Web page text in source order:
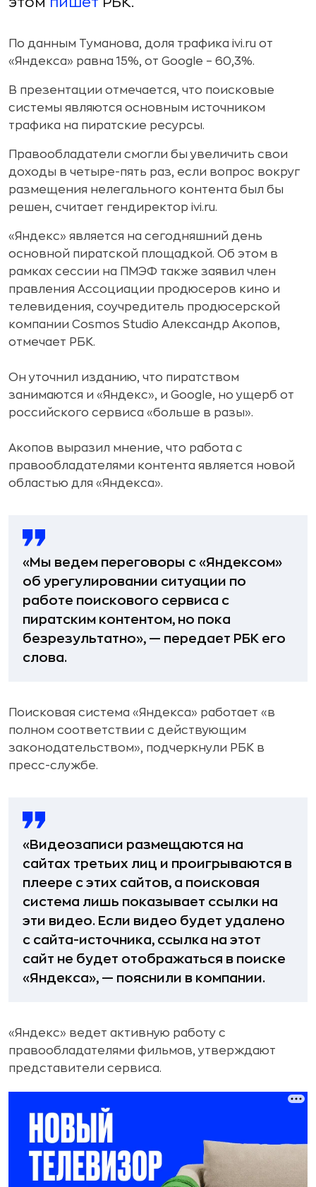
По данным Туманова, доля трафика ivi.ru от
«Яндекса» равна 15%, от Google – 60,3%.
В презентации отмечается, что поисковые
системы являются основным источником
трафика на пиратские ресурсы.
Правообладатели смогли бы увеличить свои
доходы в четыре-пять раз, если вопрос вокруг
размещения нелегального контента был бы
решен, считает гендиректор ivi.ru.
«Яндекс» является на сегодняшний день
основной пиратской площадкой. Об этом в
рамках сессии на ПМЭФ также заявил член
правления Ассоциации продюсеров кино и
телевидения, соучредитель продюсерской
компании Cosmos Studio Александр Акопов,
отмечает РБК.
Он уточнил изданию, что пиратством
занимаются и «Яндекс», и Google, но ущерб от
российского сервиса «больше в разы».
Акопов выразил мнение, что работа с
правообладателями контента является новой
областью для «Яндекса».
«Мы ведем переговоры с «Яндексом»
об урегулировании ситуации по
работе поискового сервиса с
пиратским контентом, но пока
безрезультатно», — передает РБК его
слова.
Поисковая система «Яндекса» работает «в
полном соответствии с действующим
законодательством», подчеркнули РБК в
пресс-службе.
«Видеозаписи размещаются на
сайтах третьих лиц и проигрываются в
плеере с этих сайтов, а поисковая
система лишь показывает ссылки на
эти видео. Если видео будет удалено
с сайта-источника, ссылка на этот
сайт не будет отображаться в поиске
«Яндекса», — пояснили в компании.
«Яндекс» ведет активную работу с
правообладателями фильмов, утверждают
представители сервиса.